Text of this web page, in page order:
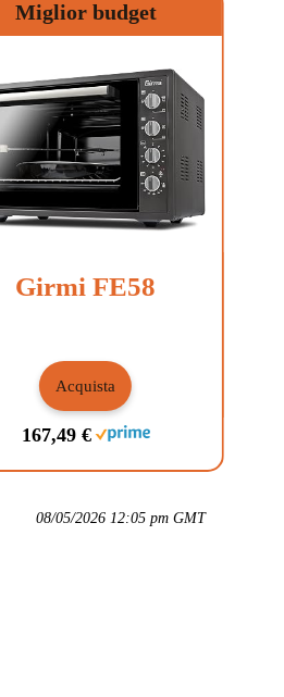
Miglior budget
Girmi FE58
Acquista
167,49 €
08/05/2026 12:05 pm GMT